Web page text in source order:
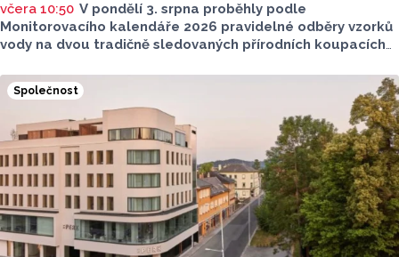
včera 10:50 V pondělí 3. srpna proběhly podle
Monitorovacího kalendáře 2026 pravidelné odběry vzorků
vody na dvou tradičně sledovaných přírodních koupacích
(VN Plumlov) a v Koupací oblasti Poděbrady (KO
Poděbrady). Monitoring byl proveden Krajskou
hygienickou stanicí Olomouckého kraje (KHS)
ve spolupráci se Zdravotním ústavem se sídlem v Ostravě,
Centrem hygienických laboratoří v Olomouci.
Společnost